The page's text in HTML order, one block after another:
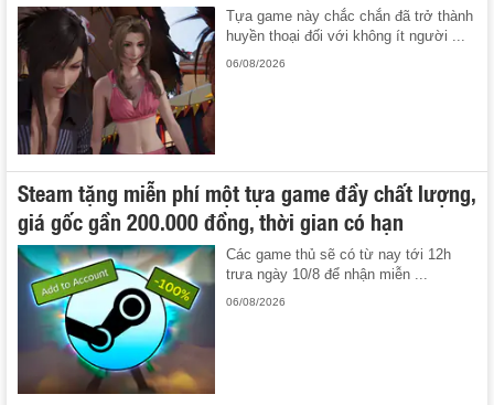
Tựa game này chắc chắn đã trở thành
huyền thoại đối với không ít người ...
06/08/2026
Steam tặng miễn phí một tựa game đầy chất lượng,
giá gốc gần 200.000 đồng, thời gian có hạn
Các game thủ sẽ có từ nay tới 12h
trưa ngày 10/8 để nhận miễn ...
06/08/2026